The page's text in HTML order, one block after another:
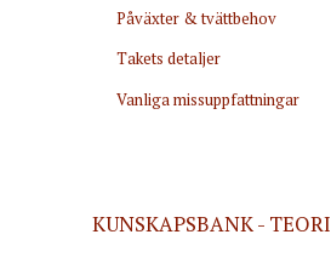
Påväxter & tvättbehov
Takets detaljer
Vanliga missuppfattningar
KUNSKAPSBANK - TEORI